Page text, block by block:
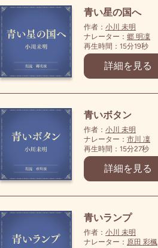
青い星の国へ
作者： 小川 未明
ナレーター： 郷 明凜
再生時間：15分19秒
詳細を見る
青いボタン
作者： 小川 未明
ナレーター： 市川 凜
再生時間：15分27秒
詳細を見る
青いランプ
作者： 小川 未明
ナレーター： 原田 彩楓